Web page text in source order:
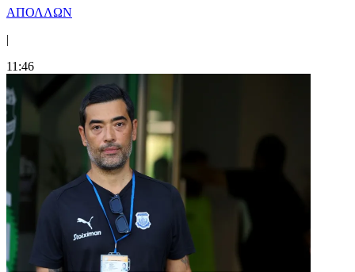
ΑΠΟΛΛΩΝ
|
11:46